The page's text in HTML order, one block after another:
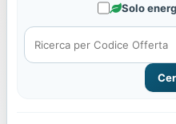
Solo